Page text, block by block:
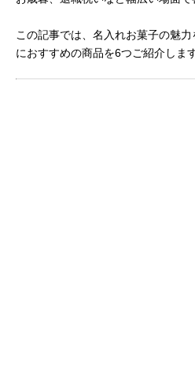
この記事では、名入れお菓子の魅
におすすめの商品を6つご紹介します